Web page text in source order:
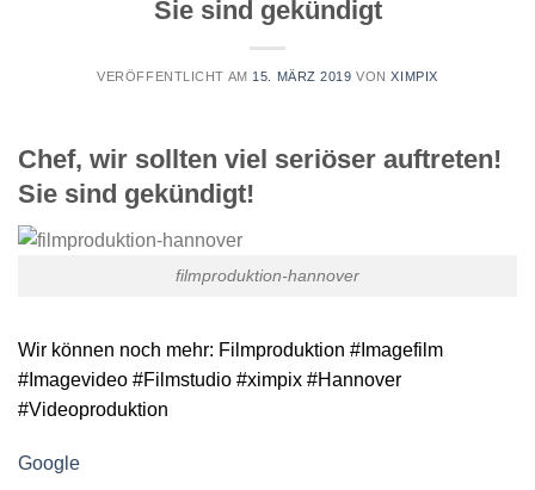
Sie sind gekündigt
VERÖFFENTLICHT AM 15. MÄRZ 2019 VONXIMPIX
Chef, wir sollten viel seriöser auftreten!
Sie sind gekündigt!
filmproduktion-hannover
Wir können noch mehr: Filmproduktion # Imagefilm
#Imagevideo #Filmstudio #ximpix #Hannover
#Videoproduktion
Google